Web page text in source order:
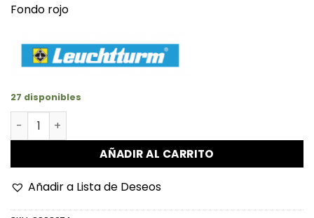
Fondo rojo
27 disponibles
Bandeja Para Capsulas Quadrum cantidad
AÑADIR AL CARRITO
Añadir a Lista de Deseos